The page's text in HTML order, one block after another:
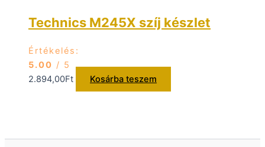
Technics M245X szíj készlet
Értékelés:
5.00 / 5
2.894,00Ft Kosárba teszem